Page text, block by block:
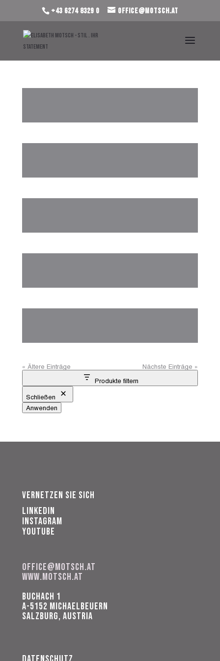
+43 6274 8329 0 office@motsch.at
« Ältere Einträge
Nächste Einträge »
Produkte filtern
Schließen
Anwenden
Vernetzen Sie sich
Linkedin
Instagram
Youtube
office@motsch.at
www.motsch.at
Buchach 1
A-5152 MICHAELBEUERN
Salzburg, Austria